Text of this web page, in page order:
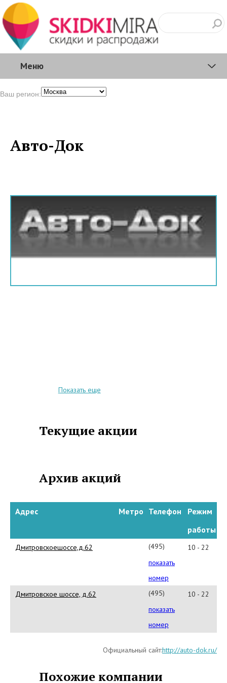
Меню
Ваш регион:
Авто-Док
Показать еще
Текущие акции
Архив акций
Адрес Метро Телефон
Режим
работы
Дмитровскоешоссе,д.62
(495)234-
73-
50
показать
номер
10 - 22
Дмитровское шоссе, д.62
(495)
234-
73-
показать
номер
10 - 22
Официальный сайт:http://auto-dok.ru/
Похожие компании